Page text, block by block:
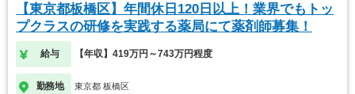
【東京都板橋区】年間休日120日以上！業界でもトッ
プクラスの研修を実践する薬局にて薬剤師募集！
給与 【年収】419万円～743万円程度
勤務地 東京都 板橋区